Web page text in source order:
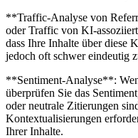
**Traffic-Analyse von
oder Traffic von KI-
dass Ihre Inhalte über diese
jedoch oft schwer eindeutig
**Sentiment-Analyse**:
überprüfen Sie das
oder neutrale Zitierungen
Kontextualisierungen
Ihrer Inhalte.